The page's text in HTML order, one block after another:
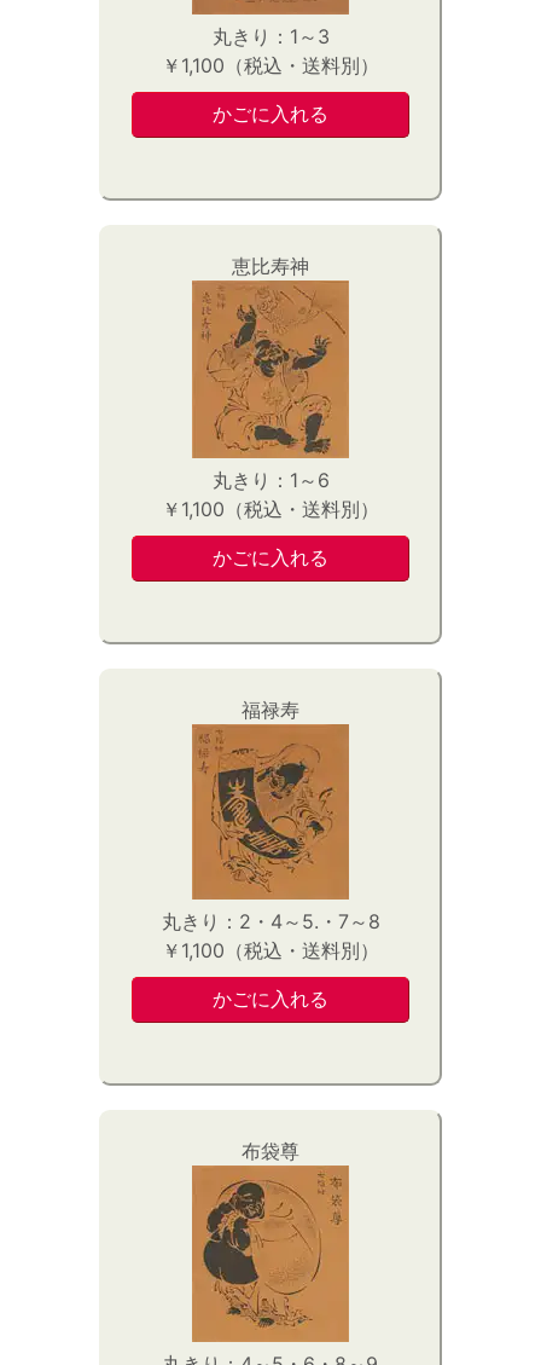
丸きり：1～3
￥1,100（税込・送料別）
恵比寿神
丸きり：1～6
￥1,100（税込・送料別）
福禄寿
丸きり：2・4～5.・7～8
￥1,100（税込・送料別）
布袋尊